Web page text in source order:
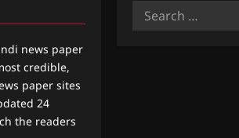
news paper
credible,
paper sites
24
the readers
Search